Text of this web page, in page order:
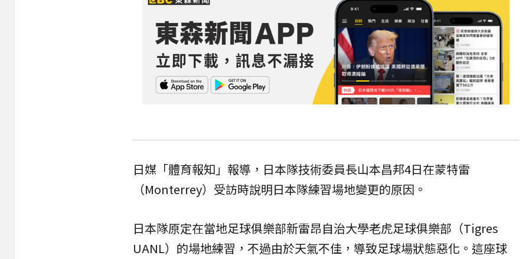
日媒「體育報知」報導，日本隊技術委員長山本昌邦4日在蒙特雷
（Monterrey）受訪時說明日本隊練習場地變更的原因。
日本隊原定在當地足球俱樂部新雷昂自治大學老虎足球俱樂部（Tigres
UANL）的場地練習，不過由於天氣不佳，導致足球場狀態惡化。這座球